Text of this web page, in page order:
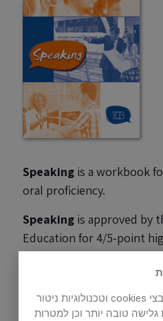
Speaking is a workbook
oral proficiency.
Speaking is approved by
Education for 4/5-point
Teacher's
Speaking:
לידיעתך, האתר משתמש בקבצי cookies וטכנולוגיות ניטור
טובה יותר וכן למטרות